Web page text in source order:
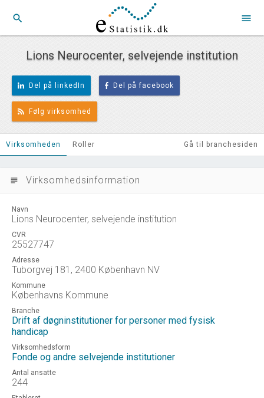
search menu
Lions Neurocenter, selvejende institution
Del på linkedIn Del på facebook
Følg virksomhed
Virksomheden Roller Gå til branchesiden
subject Virksomhedsinformation
Navn
Lions Neurocenter, selvejende institution
CVR
25527747
Adresse
Tuborgvej 181, 2400 København NV
Kommune
Københavns Kommune
Branche
Drift af døgninstitutioner for personer med fysisk
handicap
Virksomhedsform
Fonde og andre selvejende institutioner
Antal ansatte
244